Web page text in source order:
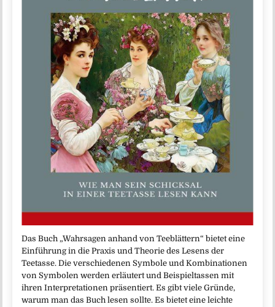
Das Buch „Wahrsagen anhand von Teeblättern“ bietet eine
Einführung in die Praxis und Theorie des Lesens der
Teetasse. Die verschiedenen Symbole und Kombinationen
von Symbolen werden erläutert und Beispieltassen mit
ihren Interpretationen präsentiert. Es gibt viele Gründe,
warum man das Buch lesen sollte. Es bietet eine leichte